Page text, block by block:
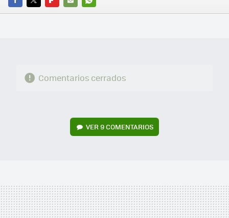
FACEBOOK
TWITTERFLIPBOARD
E-
WHATSAPP
Comentarios cerrados
VER 9 COMENTARIOS